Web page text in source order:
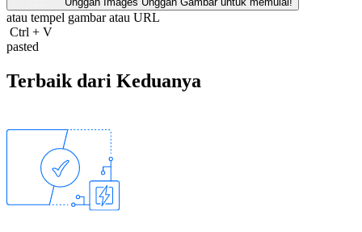
atau tempel gambar atau URL
Ctrl + V
pasted
Terbaik dari Keduanya